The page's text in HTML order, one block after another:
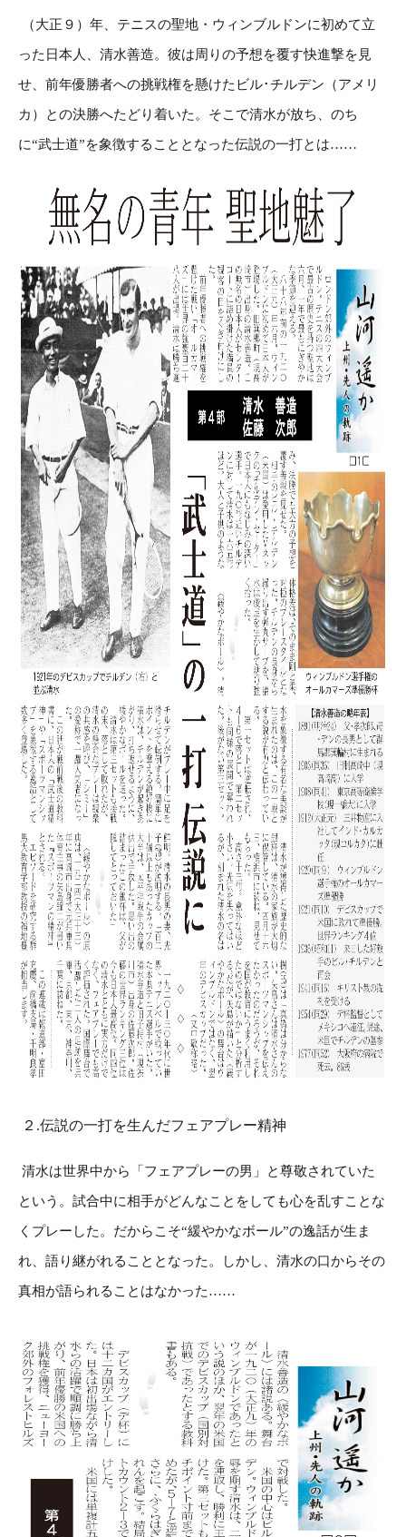
（大正９）年、テニスの聖地・ウィンブルドンに初めて立
った日本人、清水善造。彼は周りの予想を覆す快進撃を見
せ、前年優勝者への挑戦権を懸けたビル･チルデン（アメリ
カ）との決勝へたどり着いた。そこで清水が放ち、のち
に“武士道”を象徴することとなった伝説の一打とは……
２.伝説の一打を生んだフェアプレー精神
清水は世界中から「フェアプレーの男」と尊敬されていた
という。試合中に相手がどんなことをしても心を乱すことな
くプレーした。だからこそ“緩やかなボール”の逸話が生ま
れ、語り継がれることとなった。しかし、清水の口からその
真相が語られることはなかった……